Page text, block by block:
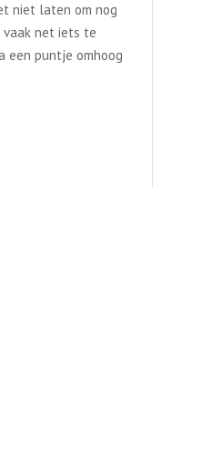
niet laten om nog
vaak net iets te
puntje omhoog